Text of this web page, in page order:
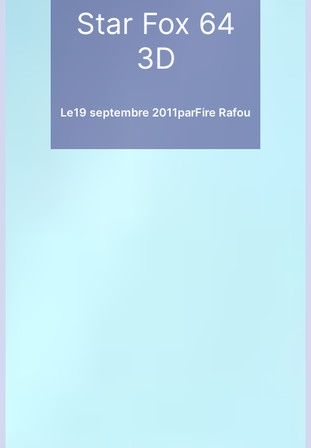
Star Fox 64
3D
Le19 septembre 2011parFire Rafou